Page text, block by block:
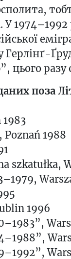
цього разу
поза
1988
szkatułka,
1996